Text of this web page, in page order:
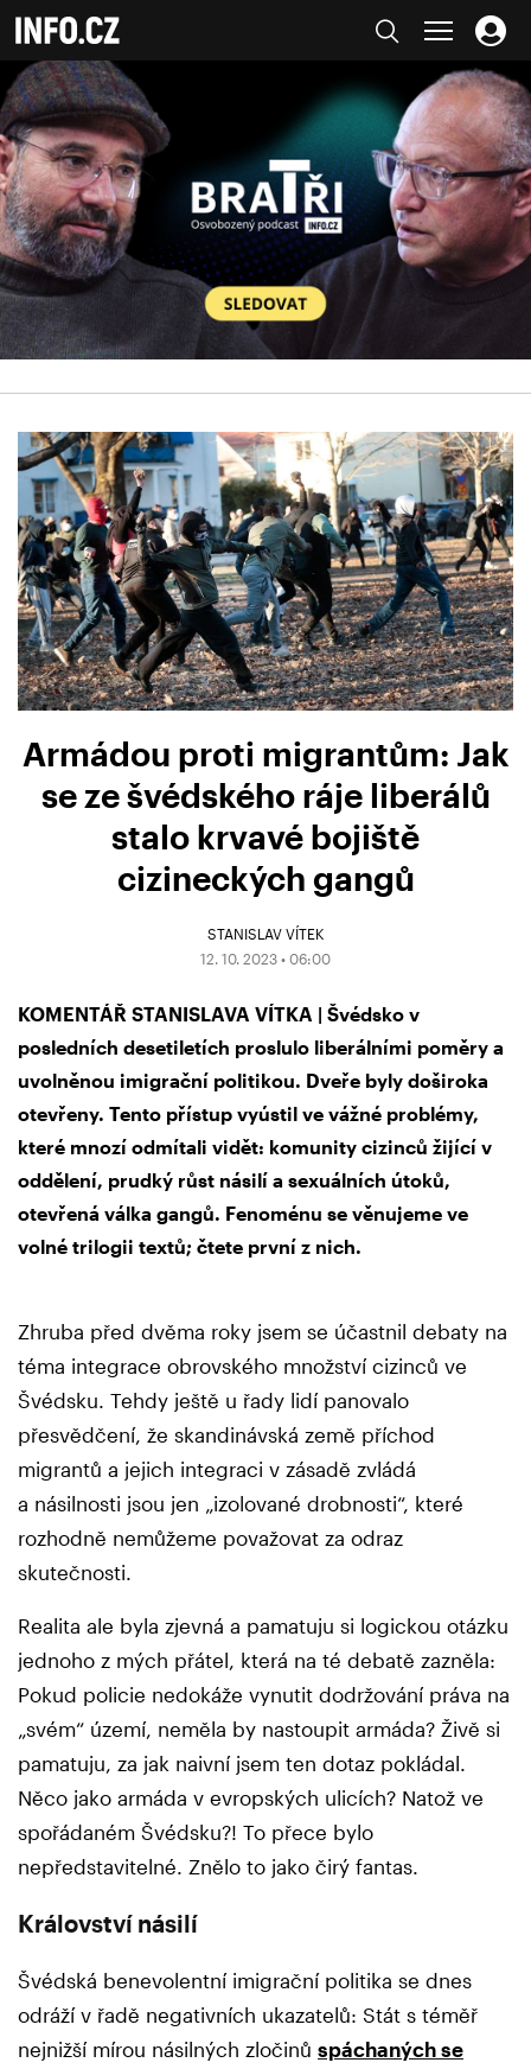
Armádou proti migrantům: Jak
se ze švédského ráje liberálů
stalo krvavé bojiště
cizineckých gangů
STANISLAV VÍTEK
12. 10. 2023 • 06:00
KOMENTÁŘ STANISLAVA VÍTKA | Švédsko v
posledních desetiletích proslulo liberálními poměry a
uvolněnou imigrační politikou. Dveře byly doširoka
otevřeny. Tento přístup vyústil ve vážné problémy,
které mnozí odmítali vidět: komunity cizinců žijící v
oddělení, prudký růst násilí a sexuálních útoků,
otevřená válka gangů. Fenoménu se věnujeme ve
volné trilogii textů; čtete první z nich.
Zhruba před dvěma roky jsem se účastnil debaty na
téma integrace obrovského množství cizinců ve
Švédsku. Tehdy ještě u řady lidí panovalo
přesvědčení, že skandinávská země příchod
migrantů a jejich integraci v zásadě zvládá
a násilnosti jsou jen „izolované drobnosti“, které
rozhodně nemůžeme považovat za odraz
skutečnosti.
Realita ale byla zjevná a pamatuju si logickou otázku
jednoho z mých přátel, která na té debatě zazněla:
Pokud policie nedokáže vynutit dodržování práva na
„svém“ území, neměla by nastoupit armáda? Živě si
pamatuju, za jak naivní jsem ten dotaz pokládal.
Něco jako armáda v evropských ulicích? Natož ve
spořádaném Švédsku?! To přece bylo
nepředstavitelné. Znělo to jako čirý fantas.
Království násilí
Švédská benevolentní imigrační politika se dnes
odráží v řadě negativních ukazatelů: Stát s téměř
nejnižší mírou násilných zločinů spáchaných se